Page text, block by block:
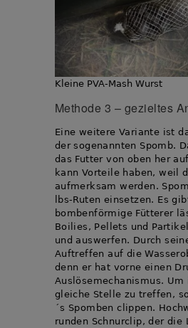
Kleine PVA-Mash Wurst
Methode 3 – gezieltes
Eine weitere Variante ist
der sogenannten Spomb.
das Futter von oben her
kann Vorteile haben, weil
aufmerksam werden.
lbs-Ruten einsetzen. Es
bombenförmige Fütterer
Boilies, Pellets und
und auswerfen. Durch
Auftreffen auf die
denn er hat vorne einen
Auslösemechanismus.
gleiche Stelle zu treffen,
´s Spomben clippen.
runden Schnurclip, der die